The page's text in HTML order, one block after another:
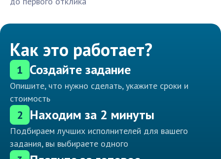
Как это работает?
1 Создайте задание
Опишите, что нужно сделать, укажите сроки и
стоимость
2 Находим за 2 минуты
Подбираем лучших исполнителей для вашего
задания, вы выбираете одного